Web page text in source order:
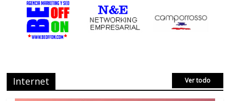
Internet Ver todo